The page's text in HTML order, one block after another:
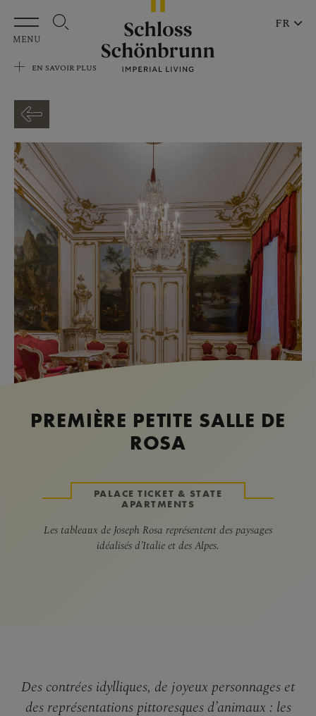
Aller au contenu principal
MENU
EN SAVOIR PLUS
FR
PREMIÈRE PETITE SALLE DE
ROSA
PALACE TICKET & STATE
APARTMENTS
Les tableaux de Joseph Rosa représentent des paysages
idéalisés d’Italie et des Alpes.
Des contrées idylliques, de joyeux personnages et
des représentations pittoresques d’animaux : les